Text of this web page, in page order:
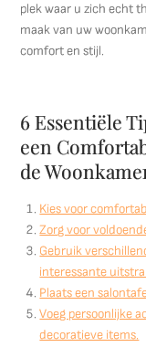
plek waar u zich echt
maak van uw
comfort en stijl.
6 Essentiële
een
de
Kies voor
Zorg voor
Gebruik
interessante
Plaats een
Voeg persoonlijke
decoratieve items.